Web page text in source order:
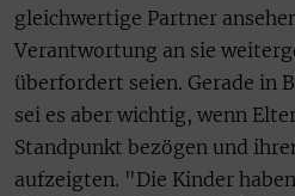
gleichwertige Partner
Verantwortung an sie
überfordert seien. Gerade in
sei es aber wichtig, wenn
Standpunkt bezögen und
aufzeigten. "Die Kinder